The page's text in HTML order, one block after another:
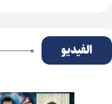
الفیدیو